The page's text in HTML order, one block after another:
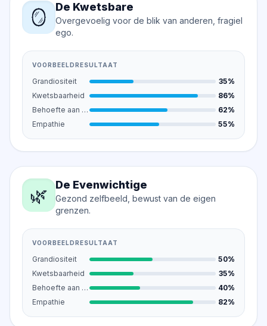
🪞 De Kwetsbare
Overgevoelig voor de blik van anderen, fragiel
ego.
VOORBEELDRESULTAAT
Grandiositeit
35%
Kwetsbaarheid
86%
Behoefte aan bewondering
62%
Empathie
55%
🌿 De Evenwichtige
Gezond zelfbeeld, bewust van de eigen
grenzen.
VOORBEELDRESULTAAT
Grandiositeit
50%
Kwetsbaarheid
35%
Behoefte aan bewondering
40%
Empathie
82%